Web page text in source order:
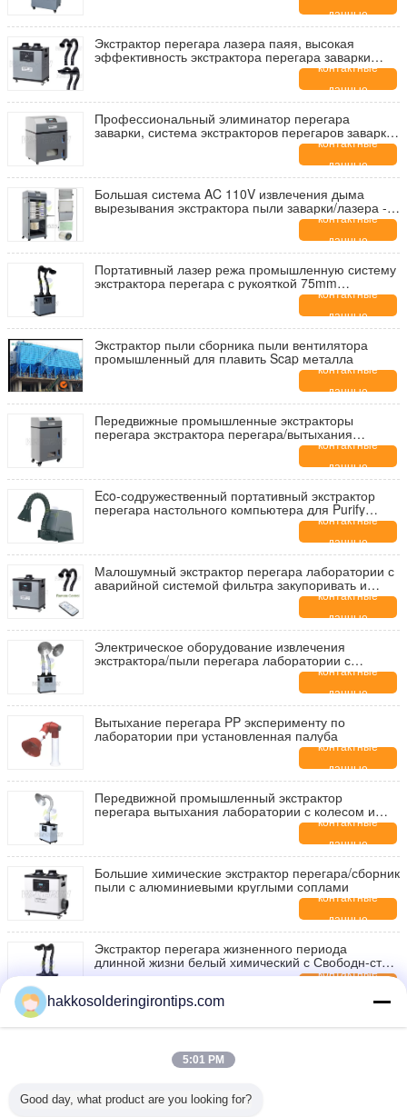
данные
Экстрактор перегара лазера паяя, высокая
эффективность экстрактора перегара заварки
контактные
данные
Профессиональный элиминатор перегара
заварки, система экстракторов перегаров заварки
контактные
данные
Большая система AC 110V извлечения дыма
вырезывания экстрактора пыли заварки/лазера -
контактные
данные
Портативный лазер режа промышленную систему
экстрактора перегара с рукояткой 75mm
контактные
данные
Экстрактор пыли сборника пыли вентилятора
промышленный для плавить Scap металла
контактные
данные
Передвижные промышленные экстракторы
перегара экстрактора перегара/вытыхания
контактные
данные
Eco-содружественный портативный экстрактор
перегара настольного компьютера для Purify
контактные
данные
Малошумный экстрактор перегара лаборатории с
аварийной системой фильтра закупоривать и
контактные
данные
Электрическое оборудование извлечения
экстрактора/пыли перегара лаборатории с
большими алюминиевыми соплами
контактные
данные
Вытыхание перегара PP эксперименту по
лаборатории при установленная палуба
контактные
данные
Передвижной промышленный экстрактор
перегара вытыхания лаборатории с колесом и
контактные
данные
Большие химические экстрактор перегара/сборник
пыли с алюминиевыми круглыми соплами
контактные
данные
Экстрактор перегара жизненного периода
длинной жизни белый химический с Свободн-стоя
трубопроводами/двойником подготовляетконтактные
Очистители воздуха активированного угля/едок
лаборатории химии
Размер 0.5mm острой склонности 30° подсказок
hakkosolderingirontips.com
5:01 PM
Good day, what product are you looking for?